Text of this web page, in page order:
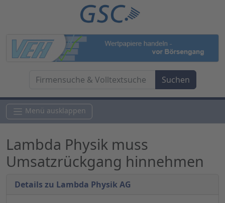
Menü ausklappen
Lambda Physik muss
Umsatzrückgang hinnehmen
Details zu Lambda Physik AG